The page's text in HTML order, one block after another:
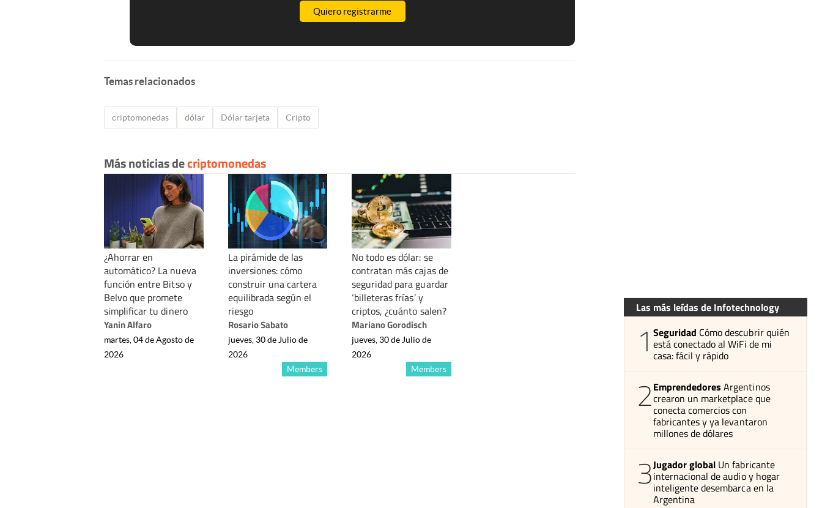
Quiero registrarme
Temas relacionados
criptomonedas dólar Dólar tarjeta Cripto
Más noticias decriptomonedas
¿Ahorrar en
automático? La nueva
función entre Bitso y
Belvo que promete
simplificar tu dinero
Yanin Alfaro
martes, 04 de Agosto de
2026
La pirámide de las
inversiones: cómo
construir una cartera
equilibrada según el
riesgo
Rosario Sabato
Members
jueves, 30 de Julio de
2026
No todo es dólar: se
contratan más cajas de
seguridad para guardar
‘billeteras frías’ y
criptos, ¿cuánto salen?
Mariano Gorodisch
Members
jueves, 30 de Julio de
2026
Las más leídas de Infotechnology
1 Seguridad Cómo descubrir quién
está conectado al WiFi de mi
casa: fácil y rápido
2Emprendedores Argentinos
crearon un marketplace que
conecta comercios con
fabricantes y ya levantaron
millones de dólares
3Jugador global Un fabricante
internacional de audio y hogar
inteligente desembarca en la
Argentina